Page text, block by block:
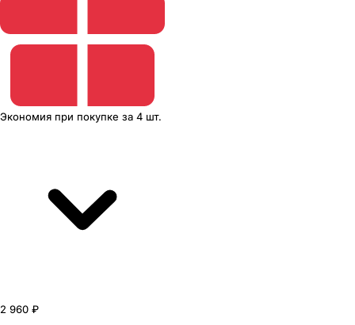
Экономия при покупке за 4 шт.
2 960 ₽